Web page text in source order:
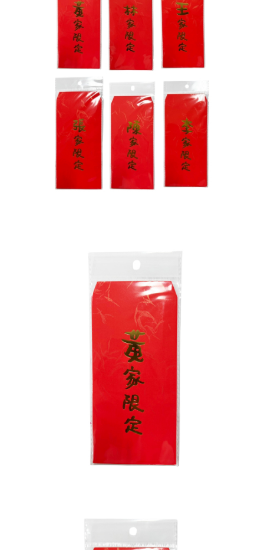
結帳頁面，進行簡訊認證並確認金額後，即可完成結帳。
２．訂單成立數日內，您將收到繳費通知簡訊。
３．收到繳費通知簡訊後14天內，點擊此簡訊中的連結，可透過四大超商／
ATM／網路銀行／等多元方式進行付款，方視為交易完成。
※ 請注意：結帳手續完成當下不需立刻繳費，但若您需要取消訂單，請聯絡
購買商品的店家。未經商家同意取消之訂單仍視為有效，需透過AFTEE先享
後付繳納相關費用。
※ 交易是否成功請以「AFTEE先享後付 」之結帳頁面顯示為準，若有關於
是否繳費成功／繳費後需取消欲退款等相關疑問，請聯繫「AFTEE先享後付
客戶支援中心」
https://netprotections.freshdesk.com/support/home
１．透過由恩沛科技股份有限公司提供之「AFTEE先享後付」服務完成之交
易，需依本服務之必要範圍內提供個人資料，並將交易相關給付款項請求債
權轉讓予恩沛科技股份有限公司。
２．關於個人資料處理事宜，請瀏覽以下網址：
３．未成年的使用者請事先徵得法定代理人或監護人之同意方可使用
每筆NT$60，滿NT$699(含以上)免運費
每筆NT$60，滿NT$699(含以上)免運費
付款後7-11取貨
每筆NT$60，滿NT$699(含以上)免運費
每筆NT$80，滿NT$1,000(含以上)免運費